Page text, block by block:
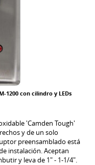
1200 con cilindro y LEDs
'Camden Tough'
y de un solo
preensamblado está
instalación. Aceptan
y leva de 1" - 1-1/4".